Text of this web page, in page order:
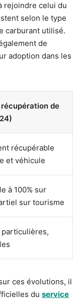
rejoindre celui du
selon le type
carburant utilisé.
de
adoption dans les
récupération de
récupérable
et véhicule
à 100% sur
sur tourisme
ces évolutions, il
du service